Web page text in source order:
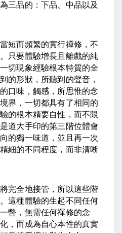
三品的：下品、中品以及
而頻繁的實行禪修，不
只要體驗增長且離戲的純
切現象經驗根本特質的全
的形狀，所聽到的聲音，
口味，觸感，所思惟的念
界，一切都具有了相同的
的根本精要自性，而不限
道大手印的第三階位體會
的獨一味道，並且再一次
細的不同程度，而非清晰
全地接管，所以這些階
這種體驗的生起不同任何
瞥，無需任何禪修的念
，而成為自心本性的真實